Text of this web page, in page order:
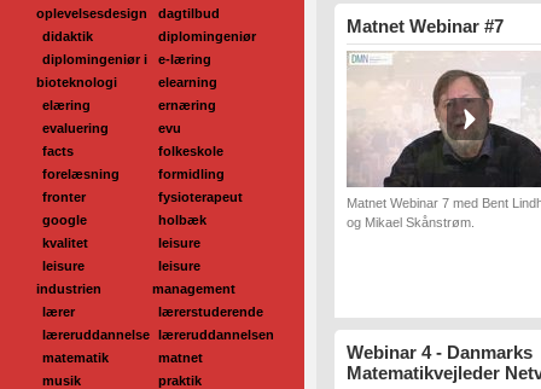
oplevelsesdesign
dagtilbud
didaktik
diplomingeniør
diplomingeniør i
bioteknologi
e-læring
elearning
elæring
ernæring
evaluering
evu
facts
folkeskole
forelæsning
formidling
fronter
fysioterapeut
google
holbæk
kvalitet
leisure
leisure
industrien
leisure
management
lærer
lærerstuderende
læreruddannelse læreruddannelsen
matematik
matnet
musik
praktik
Matnet Webinar #7
Matnet Webinar 7 med Bent
og Mikael Skånstrøm.
Webinar 4 - Danmarks
Matematikvejleder